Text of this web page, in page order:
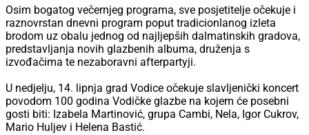
Osim bogatog večernjeg programa, sve posjetitelje očekuje i
raznovrstan dnevni program poput tradicionlanog izleta
brodom uz obalu jednog od najljepših dalmatinskih gradova,
predstavljanja novih glazbenih albuma, druženja s
izvođačima te nezaboravni afterpartyji.
U nedjelju, 14. lipnja grad Vodice očekuje slavljenički koncert
povodom 100 godina Vodičke glazbe na kojem će posebni
gosti biti: Izabela Martinović, grupa Cambi, Nela, Igor Cukrov,
Mario Huljev i Helena Bastić.